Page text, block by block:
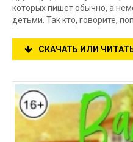
которых пишет обычно, а
детьми. Так кто, говорите,
СКАЧАТЬ ИЛИ